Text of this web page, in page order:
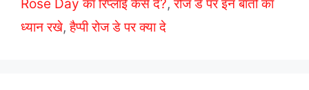
g
o
s
Rose Day का रिप्लाई कैसे दें?,रोज डे पर इन बातों का
ध्यान रखे,हैप्पी रोज डे पर क्या दे